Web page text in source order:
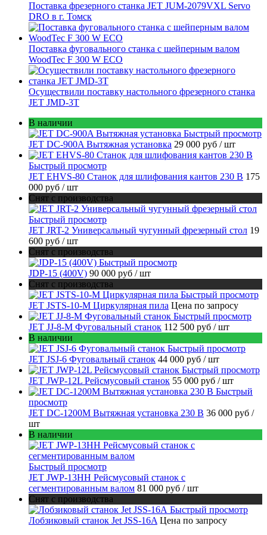
Поставка фрезерного станка JET JUM-2079VXL Servo
DRO в г. Томск
Поставка фуговального станка с шейперным валом
WoodTec F 300 W ECO
Осуществили поставку настольного фрезерного станка
JET JMD-3T
В наличии
Быстрый просмотр
JET DC-900A Вытяжная установка 29 000 руб / шт
Быстрый просмотр
JET EHVS-80 Станок для шлифования кантов 230 В 175
000 руб / шт
Снят с производства
Быстрый просмотр
JET JRT-2 Универсальный чугунный фрезерный стол 19
600 руб / шт
Снят с производства
Быстрый просмотр
JDP-15 (400V) 90 000 руб / шт
Снят с производства
Быстрый просмотр
JET JSTS-10-M Циркулярная пила Цена по запросу
Быстрый просмотр
JET JJ-8-M Фуговальный станок 112 500 руб / шт
В наличии
Быстрый просмотр
JET JSJ-6 Фуговальный станок 44 000 руб / шт
Быстрый просмотр
JET JWP-12L Рейсмусовый станок 55 000 руб / шт
Быстрый
просмотр
JET DC-1200M Вытяжная установка 230 В 36 000 руб /
шт
В наличии
Быстрый просмотр
JET JWP-13HH Рейсмусовый станок с
сегментированным валом 81 000 руб / шт
Снят с производства
Быстрый просмотр
Лобзиковый станок Jet JSS-16A Цена по запросу